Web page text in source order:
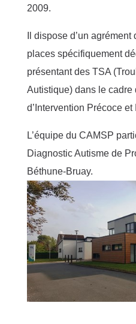
2009.
Il dispose d’un
places spécifiquement
présentant des TSA
Autistique) dans le cadre
d’Intervention Précoce et
L’équipe du CAMSP
Diagnostic Autisme de
Béthune-Bruay.